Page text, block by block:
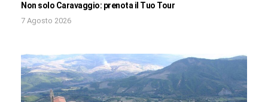
Non solo Caravaggio: prenota il Tuo Tour
7 Agosto 2026